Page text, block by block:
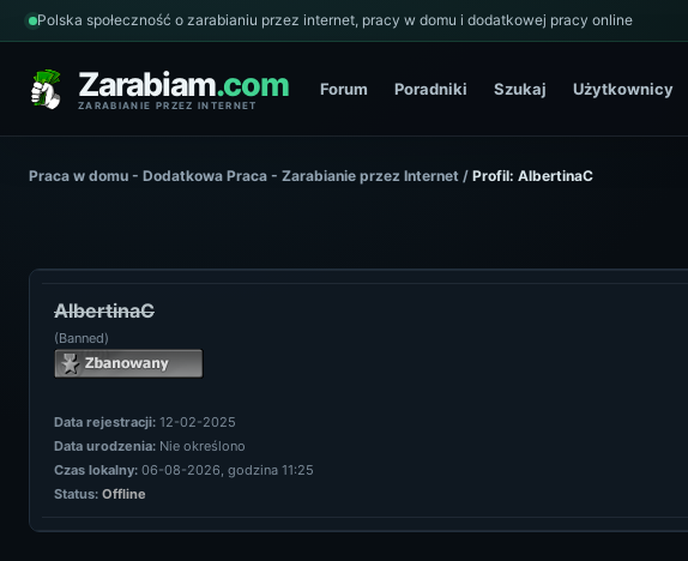
Polska społeczność o zarabianiu przez internet, pracy w domu i dodatkowej pracy online
Zarabiam.com
ZARABIANIE PRZEZ INTERNET
Forum Poradniki Szukaj Użytkownicy
Praca w domu - Dodatkowa Praca - Zarabianie przez Internet / Profil: AlbertinaC
AlbertinaC
(Banned)
Data rejestracji: 12-02-2025
Data urodzenia: Nie określono
Czas lokalny: 06-08-2026, godzina 11:25
Status: Offline